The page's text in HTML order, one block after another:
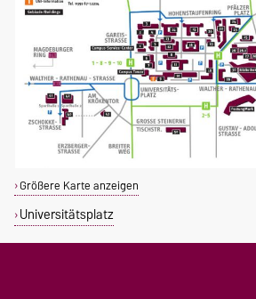
Größere Karte anzeigen
Universitätsplatz